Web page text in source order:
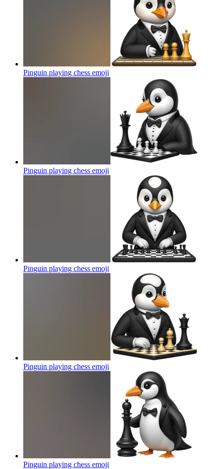
Pinguin playing chess emoji
Pinguin playing chess emoji
Pinguin playing chess emoji
Pinguin playing chess emoji
Pinguin playing chess emoji